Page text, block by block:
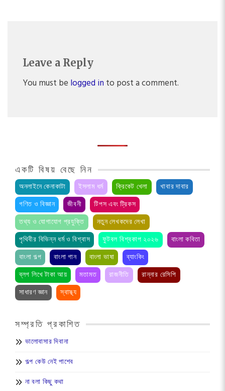
Leave a Reply
You must be logged in to post a comment.
একটি বিষয় বেছে নিন
অনলাইনে কেনাকাটা
ইসলাম ধর্ম ক্রিকেট খেলা
খাবার দাবার
গণিত ও বিজ্ঞান
জীবনী
টিপস এবং ট্রিকস
তথ্য ও যোগাযোগ প্রযুক্তি
নতুন লেখকদের লেখা
পৃথিবীর বিভিন্ন ধর্ম ও বিশ্বাস
ফুটবল বিশ্বকাপ ২০২৬
বাংলা কবিতা
বাংলা গল্প
বাংলা গান বাংলা ভাষা
ব্যাংকিং
ব্লগ লিখে টাকা আয়
মতামত রাজনীতি
রান্নার রেসিপি
সাধারণ জ্ঞান
স্বাস্থ্য
সম্প্রতি প্রকাশিত
ভালোবাসার দিবানা
গল্প কেউ নেই পাশেব
না বলা কিছু কথা